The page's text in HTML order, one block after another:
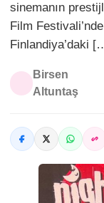
sinemanın
Film
Finlandiya’daki
Birsen
Altuntaş